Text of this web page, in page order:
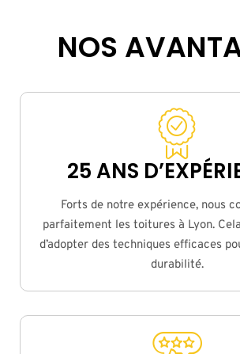
NOS
25 ANS
Forts de notre expérience, nous
parfaitement les toitures à Lyon.
d’adopter des techniques efficaces
durabilité.